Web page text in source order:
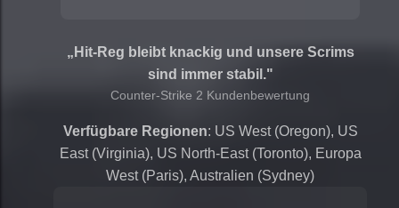
„Hit-Reg bleibt knackig und unsere Scrims
sind immer stabil."
Counter-Strike 2 Kundenbewertung
Verfügbare Regionen: US West (Oregon), US
East (Virginia), US North-East (Toronto), Europa
West (Paris), Australien (Sydney)